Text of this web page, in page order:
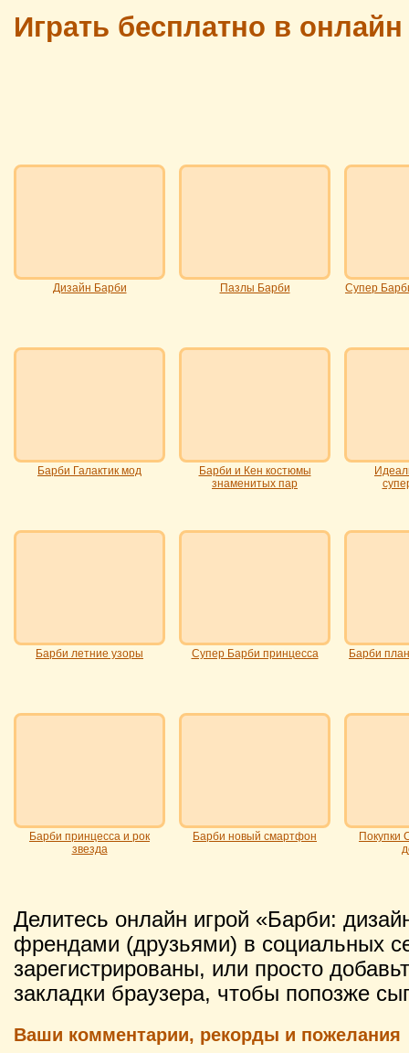
Играть бесплатно в
Дизайн Барби Пазлы Барби Супер
Барби Галактик мод
Барби и Кен костюмы
знаменитых пар
Барби летние узоры Супер Барби принцесса Барби
Барби принцесса и рок
звезда
Барби новый смартфон
Покупки
Делитесь онлайн игрой «Барби:
френдами (друзьями) в социальных
зарегистрированы, или просто
закладки браузера, чтобы попозже
Ваши комментарии, рекорды и пожелания